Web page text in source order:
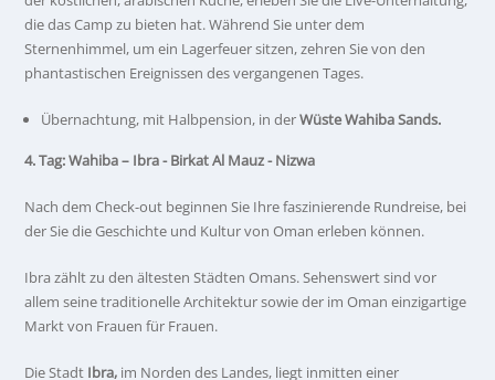
die das Camp zu bieten hat. Während Sie unter dem
Sternenhimmel, um ein Lagerfeuer sitzen, zehren Sie von den
phantastischen Ereignissen des vergangenen Tages.
Übernachtung, mit Halbpension, in derWüste Wahiba Sands.
4. Tag: Wahiba – Ibra - Birkat Al Mauz - Nizwa
Nach dem Check-out beginnen Sie Ihre faszinierende Rundreise, bei
der Sie die Geschichte und Kultur von Oman erleben können.
Ibra zählt zu den ältesten Städten Omans. Sehenswert sind vor
allem seine traditionelle Architektur sowie der im Oman einzigartige
Markt von Frauen für Frauen.
Die Stadt Ibra, im Norden des Landes, liegt inmitten einer